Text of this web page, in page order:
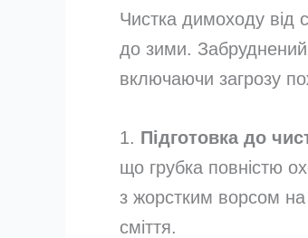
Чистка димоходу від
до зими.
включаючи загрозу
1. Підготовка до
що грубка повністю
з жорстким ворсом на
сміття.